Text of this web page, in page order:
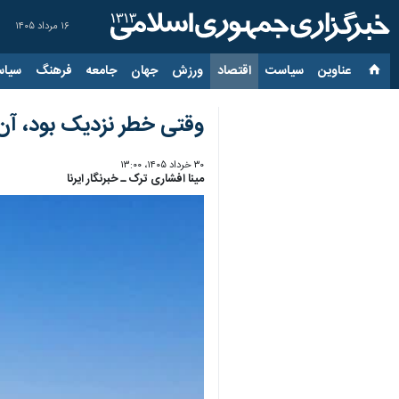
۱۶ مرداد ۱۴۰۵
عناوین‌ سیاست اقتصاد ورزش جهان جامعه فرهنگ
وقتی خطر نزدیک بود،
۳۰ خرداد ۱۴۰۵، ۱۳:۰۰
مینا افشاری ترک ـ خبرنگار ایرنا